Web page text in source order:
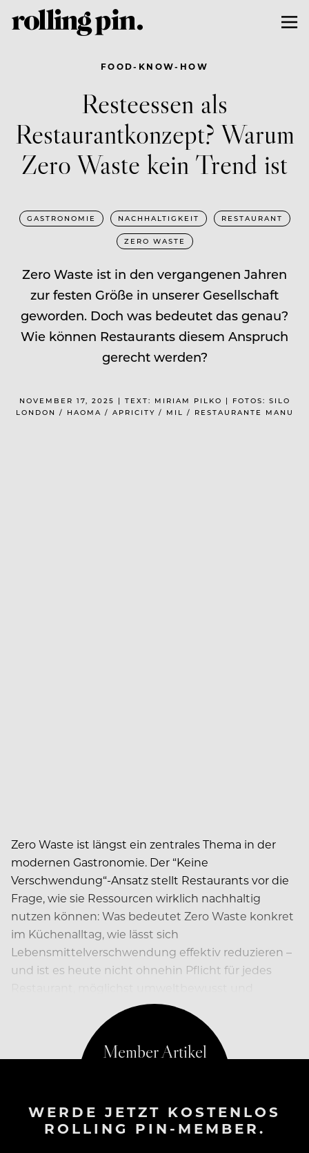
FOOD-KNOW-HOW
Resteessen als
Restaurantkonzept? Warum
Zero Waste kein Trend ist
GASTRONOMIE NACHHALTIGKEIT RESTAURANT
ZERO WASTE
Zero Waste ist in den vergangenen Jahren
zur festen Größe in unserer Gesellschaft
geworden. Doch was bedeutet das genau?
Wie können Restaurants diesem Anspruch
gerecht werden?
NOVEMBER 17, 2025 | TEXT: MIRIAM PILKO | FOTOS: SILO
LONDON / HAOMA / APRICITY / MIL / RESTAURANTE MANU
Zero Waste ist längst ein zentrales Thema in der
modernen Gastronomie. Der “Keine
Verschwendung“-Ansatz stellt Restaurants vor die
Frage, wie sie Ressourcen wirklich nachhaltig
nutzen können: Was bedeutet Zero Waste konkret
im Küchenalltag, wie lässt sich
Lebensmittelverschwendung effektiv reduzieren –
und ist es heute nicht ohnehin Pflicht für jedes
ressourcenschonend zu arbeiten?
WERDE JETZT KOSTENLOS
ROLLING PIN-MEMBER.